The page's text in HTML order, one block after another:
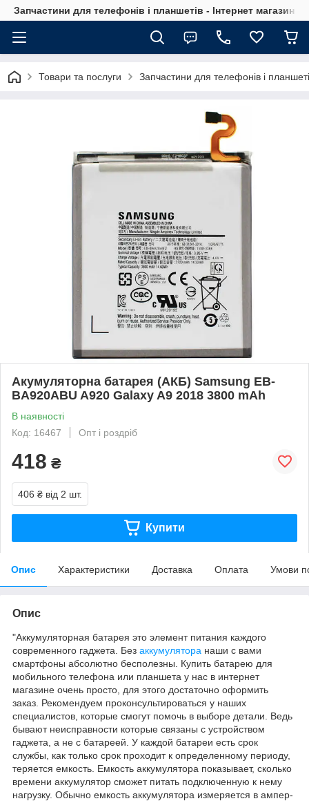
Запчастини для телефонів і планшетів - Інтернет магазин
Товари та послуги Запчастини для телефонів і
Акумуляторна батарея (АКБ) Samsung EB-
BA920ABU A920 Galaxy A9 2018 3800 mAh
В наявності
Код: 16467
Опт і роздріб
418 ₴
406 ₴ від 2 шт.
Купити
Опис Характеристики Доставка Оплата Умови
Опис
"Аккумуляторная батарея это элемент питания каждого
современного гаджета. Без аккумулятора наши с вами
смартфоны абсолютно бесполезны. Купить батарею для
мобильного телефона или планшета у нас в интернет
магазине очень просто, для этого достаточно оформить
заказ. Рекомендуем проконсультироваться у наших
специалистов, которые смогут помочь в выборе детали. Ведь
бывают неисправности которые связаны с устройством
гаджета, а не с батареей. У каждой батареи есть срок
службы, как только срок проходит к определенному периоду,
теряется емкость. Емкость аккумулятора показывает, сколько
времени аккумулятор сможет питать подключенную к нему
нагрузку. Обычно емкость аккумулятора измеряется в ампер-